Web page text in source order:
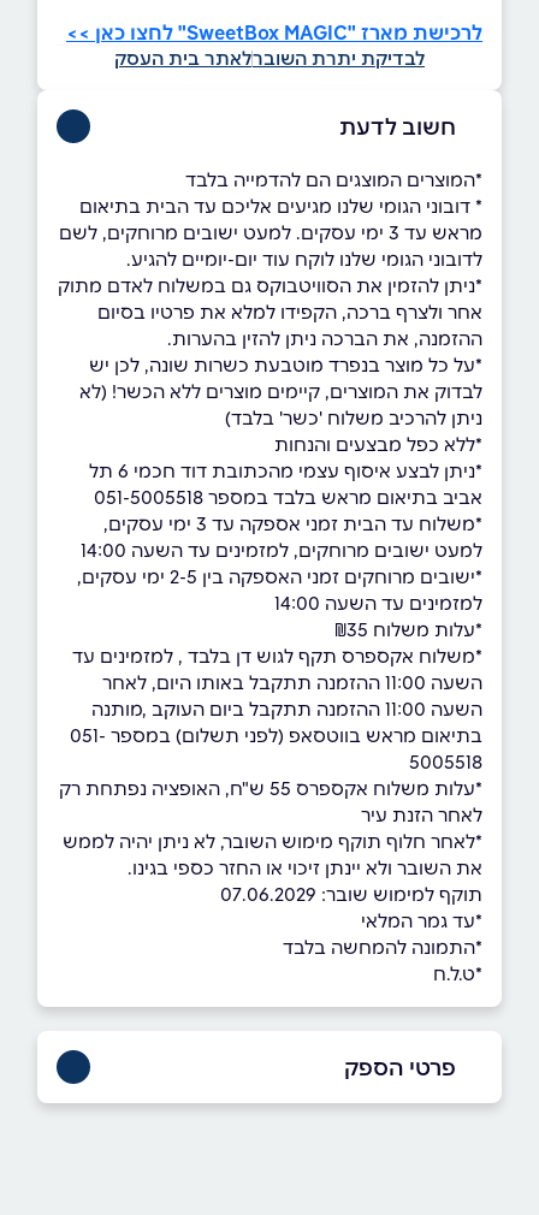
לרכישת מארז "SweetBox MAGIC" לחצו כאן >>
לבדיקת יתרת השוברלאתר בית העסק
חשוב לדעת
*המוצרים המוצגים הם להדמייה בלבד
* דובוני הגומי שלנו מגיעים אליכם עד הבית בתיאום
מראש עד 3 ימי עסקים. למעט ישובים מרוחקים, לשם
לדובוני הגומי שלנו לוקח עוד יום-יומיים להגיע.
*ניתן להזמין את הסוויטבוקס גם במשלוח לאדם מתוק
אחר ולצרף ברכה, הקפידו למלא את פרטיו בסיום
ההזמנה, את הברכה ניתן להזין בהערות.
*על כל מוצר בנפרד מוטבעת כשרות שונה, לכן יש
לבדוק את המוצרים, קיימים מוצרים ללא הכשר! (לא
ניתן להרכיב משלוח 'כשר' בלבד)
*ללא כפל מבצעים והנחות
*ניתן לבצע איסוף עצמי מהכתובת דוד חכמי 6 תל
אביב בתיאום מראש בלבד במספר 051-5005518
*משלוח עד הבית זמני אספקה עד 3 ימי עסקים,
למעט ישובים מרוחקים, למזמינים עד השעה 14:00
*ישובים מרוחקים זמני האספקה בין 2-5 ימי עסקים,
למזמינים עד השעה 14:00
*עלות משלוח ₪35
*משלוח אקספרס תקף לגוש דן בלבד , למזמינים עד
השעה 11:00 ההזמנה תתקבל באותו היום, לאחר
השעה 11:00 ההזמנה תתקבל ביום העוקב ,מותנה
בתיאום מראש בווטסאפ (לפני תשלום) במספר 051-
5005518
*עלות משלוח אקספרס 55 ש"ח, האופציה נפתחת רק
לאחר הזנת עיר
*לאחר חלוף תוקף מימוש השובר, לא ניתן יהיה לממש
את השובר ולא יינתן זיכוי או החזר כספי בגינו.
תוקף למימוש שובר: 07.06.2029
*עד גמר המלאי
*התמונה להמחשה בלבד
*ט.ל.ח
פרטי הספק